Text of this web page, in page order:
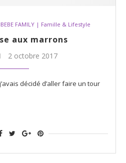
FAMILY | Famille & Lifestyle
aux marrons
2 octobre 2017
décidé d’aller faire un tour